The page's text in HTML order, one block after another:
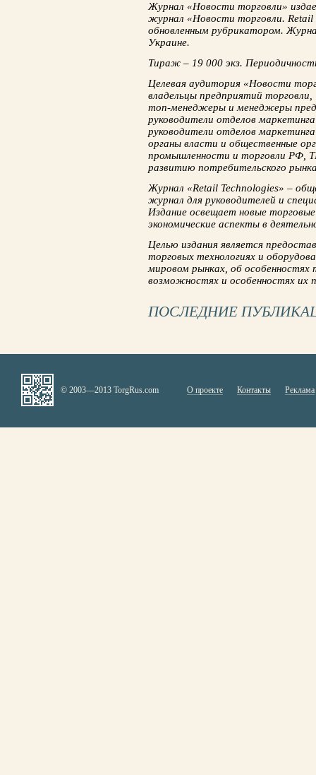
Журнал «Новости торговли»
журнал «Новости торговли. Retail
обновленным рубрикатором.
Украине.
Тираж – 19 000 экз.
Целевая аудитория «Новости
владельцы предприятий торговли,
топ-менеджеры и менеджеры
руководители отделов
руководители отделов
органы власти и общественные
промышленности и торговли
развитию потребительского
Журнал «Retail Technologies» –
журнал для руководителей и
Издание освещает новые
экономические аспекты в
Целью издания является
торговых технологиях и
мировом рынках, об
возможностях и особенностях их
ПОСЛЕДНИЕ
© 2003—2013 TorgRus.com О проекте Контакты Реклама